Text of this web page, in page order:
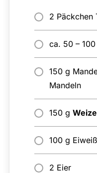
2 Päckchen
ca. 50 –
150 g
Mandeln
150 g
100 g
2 Eier